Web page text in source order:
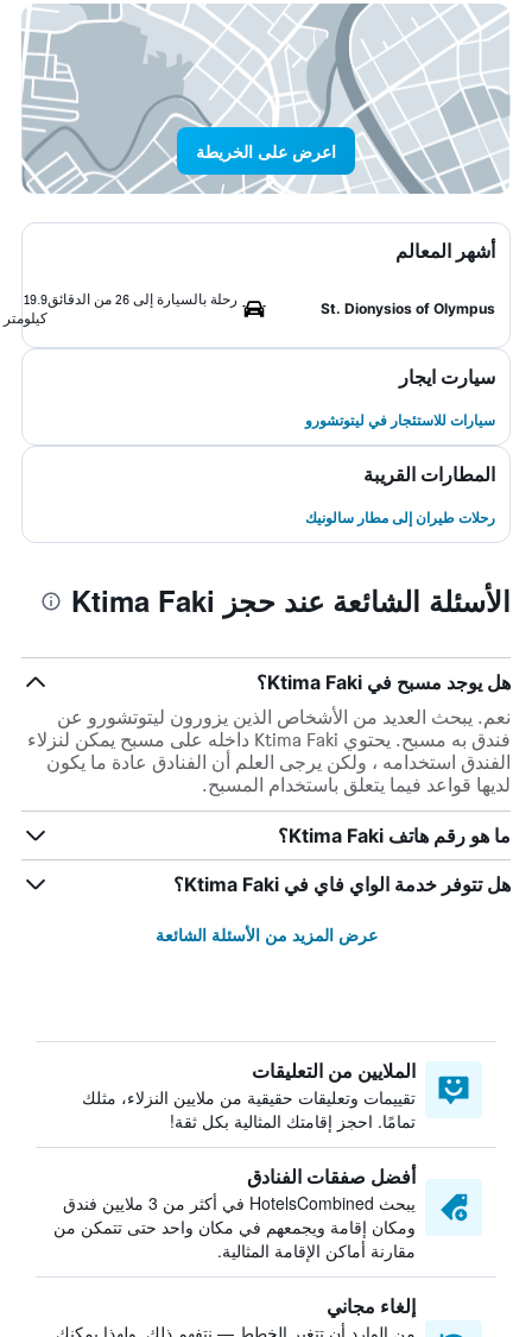
اعرض على الخريطة
أشهر المعالم
St. Dionysios of Olympus
رحلة بالسيارة إلى 26 من الدقائق
19.9
كيلومتر
سيارت ايجار
سيارات للاستئجار في ليتوتشورو
المطارات القريبة
رحلات طيران إلى مطار سالونيك
الأسئلة الشائعة عند حجز Ktima Faki
هل يوجد مسبح في Ktima Faki؟
نعم. يبحث العديد من الأشخاص الذين يزورون ليتوتشورو عن
فندق به مسبح. يحتوي Ktima Faki داخله على مسبح يمكن لنزلاء
الفندق استخدامه ، ولكن يرجى العلم أن الفنادق عادة ما يكون
لديها قواعد فيما يتعلق باستخدام المسبح.
ما هو رقم هاتف Ktima Faki؟
هل تتوفر خدمة الواي فاي في Ktima Faki؟
عرض المزيد من الأسئلة الشائعة
الملايين من التعليقات
تقييمات وتعليقات حقيقية من ملايين النزلاء، مثلك
تمامًا. احجز إقامتك المثالية بكل ثقة!
أفضل صفقات الفنادق
يبحث HotelsCombined في أكثر من 3 ملايين فندق
ومكان إقامة ويجمعهم في مكان واحد حتى تتمكن من
مقارنة أماكن الإقامة المثالية.
إلغاء مجاني
من الوارد أن تتغير الخطط — نتفهم ذلك. ولهذا يمكنك